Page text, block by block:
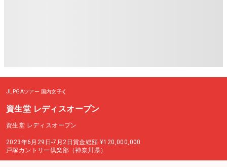
JLPGAツアー 国内女子
資生堂 レディスオープン
資生堂 レディスオープン
2023年6月29日-7月2日賞金総額 ¥120,000,000
戸塚カントリー倶楽部（神奈川県）